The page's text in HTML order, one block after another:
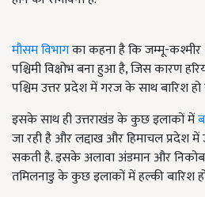
मौसम विभागका कहना है कि जम्मू-
पश्चिमी विक्षोभ बना हुआ है, जिस कारण
पश्चिम उत्तर प्रदेश में गरज के साथ बारिश
इसके साथ ही उत्तराखंड के कुछ इलाकों में
जा रही है और लद्दाख और हिमाचल प्रदेश में
सकती है. इसके अलावा अंडमान और
तमिलनाडु के कुछ इलाकों में हल्की बारिश